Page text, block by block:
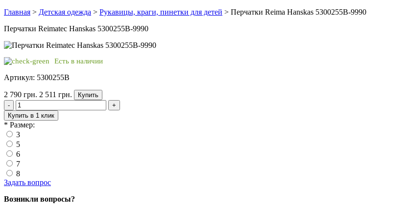
Главная > Детская одежда > Рукавицы, краги, пинетки для детей > Перчатки Reima Hanskas 5300255B-9990
Перчатки Reimatec Hanskas 5300255B-9990
Есть в наличии
Артикул: 5300255B
2 790 грн. 2 511 грн.
Купить
-
+
Купить в 1 клик
* Размер:
3
5
6
7
8
Задать вопрос
Возникли вопросы?